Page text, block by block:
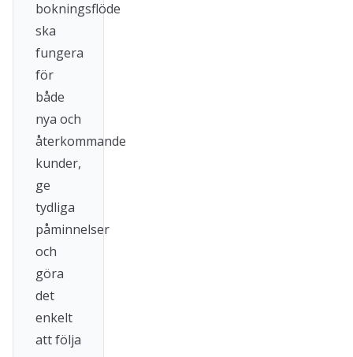
bokningsflöde
ska
fungera
för
både
nya och
återkommande
kunder,
ge
tydliga
påminnelser
och
göra
det
enkelt
att följa